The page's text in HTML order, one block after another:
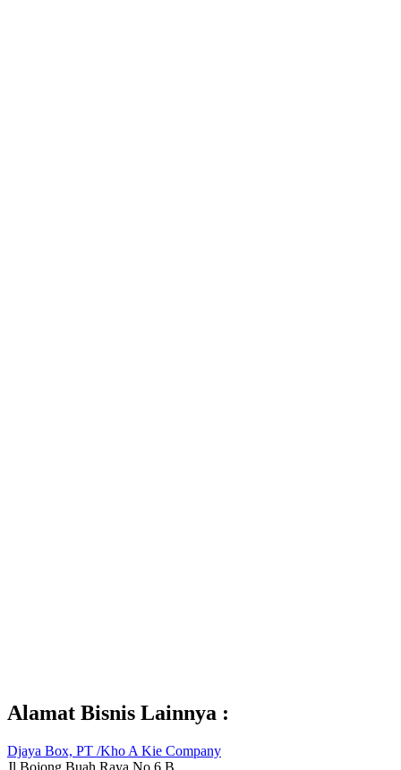
Alamat Bisnis Lainnya :
Djaya Box, PT /Kho A Kie Company
Jl Bojong Buah Raya No.6 B